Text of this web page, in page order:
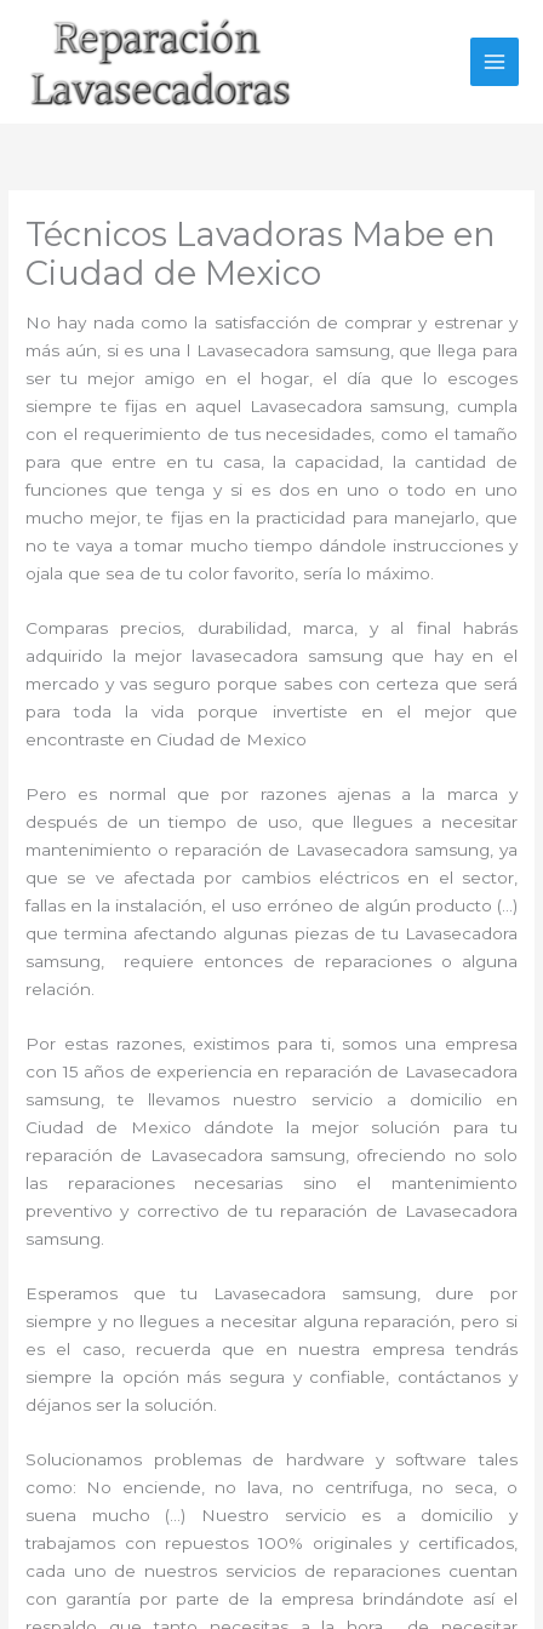
Técnicos Lavadoras Mabe en
Ciudad de Mexico
No hay nada como la satisfacción de comprar y estrenar y
más aún, si es una l Lavasecadora samsung, que llega para
ser tu mejor amigo en el hogar, el día que lo escoges
siempre te fijas en aquel Lavasecadora samsung, cumpla
con el requerimiento de tus necesidades, como el tamaño
para que entre en tu casa, la capacidad, la cantidad de
funciones que tenga y si es dos en uno o todo en uno
mucho mejor, te fijas en la practicidad para manejarlo, que
no te vaya a tomar mucho tiempo dándole instrucciones y
ojala que sea de tu color favorito, sería lo máximo.
Comparas precios, durabilidad, marca, y al final habrás
adquirido la mejor lavasecadora samsung que hay en el
mercado y vas seguro porque sabes con certeza que será
para toda la vida porque invertiste en el mejor que
encontraste en Ciudad de Mexico
Pero es normal que por razones ajenas a la marca y
después de un tiempo de uso, que llegues a necesitar
mantenimiento o reparación de Lavasecadora samsung, ya
que se ve afectada por cambios eléctricos en el sector,
fallas en la instalación, el uso erróneo de algún producto (…)
que termina afectando algunas piezas de tu Lavasecadora
samsung, requiere entonces de reparaciones o alguna
relación.
Por estas razones, existimos para ti, somos una empresa
con 15 años de experiencia en reparación de Lavasecadora
samsung, te llevamos nuestro servicio a domicilio en
Ciudad de Mexico dándote la mejor solución para tu
reparación de Lavasecadora samsung, ofreciendo no solo
las reparaciones necesarias sino el mantenimiento
preventivo y correctivo de tu reparación de Lavasecadora
samsung.
Esperamos que tu Lavasecadora samsung, dure por
siempre y no llegues a necesitar alguna reparación, pero si
es el caso, recuerda que en nuestra empresa tendrás
siempre la opción más segura y confiable, contáctanos y
déjanos ser la solución.
Solucionamos problemas de hardware y software tales
como: No enciende, no lava, no centrifuga, no seca, o
suena mucho (…) Nuestro servicio es a domicilio y
trabajamos con repuestos 100% originales y certificados,
cada uno de nuestros servicios de reparaciones cuentan
con garantía por parte de la empresa brindándote así el